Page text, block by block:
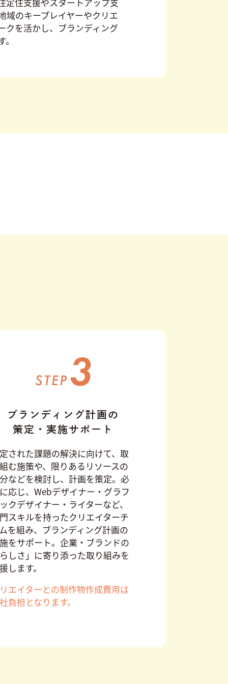
域のキープレイヤーやクリエ
クを活かし、ブランディング
ブランディング計画の
策定・実施サポート
された課題の解決に向けて、取
む施策や、限りあるリソースの
などを検討し、計画を策定。必
応じ、Webデザイナー・グラフ
クデザイナー・ライターなど、
スキルを持ったクリエイターチ
を組み、ブランディング計画の
をサポート。企業・ブランドの
しさ」に寄り添った取り組みを
します。
エイターとの制作物作成費用は
負担となります。